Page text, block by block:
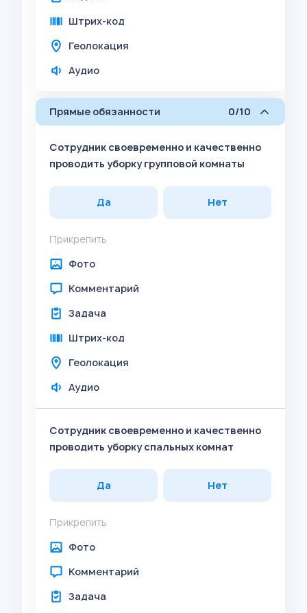
Штрих-код
Геолокация
Аудио
Прямые обязанности 0/10
Сотрудник своевременно и качественно
проводить уборку групповой комнаты
Да Нет
Прикрепить
Фото
Комментарий
Задача
Штрих-код
Геолокация
Аудио
Сотрудник своевременно и качественно
проводить уборку спальных комнат
Да Нет
Прикрепить
Фото
Комментарий
Задача